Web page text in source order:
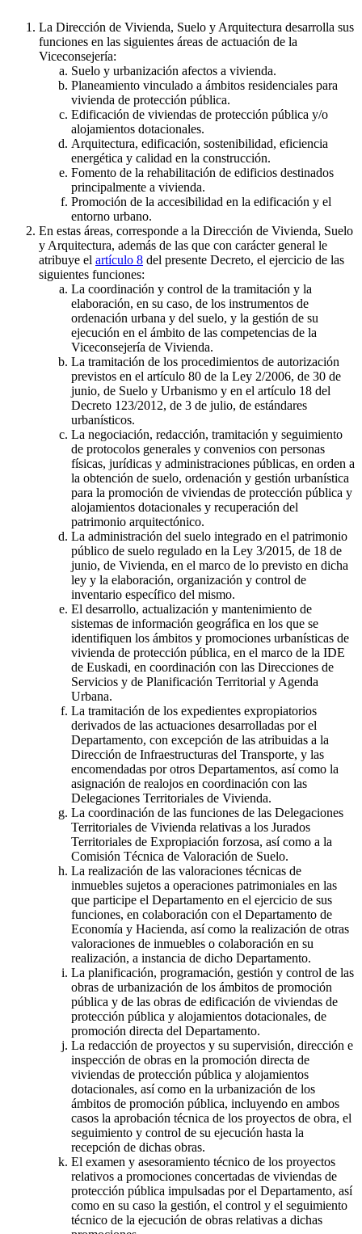
La Dirección de Vivienda, Suelo y Arquitectura desarrolla sus
funciones en las siguientes áreas de actuación de la
Viceconsejería:
Suelo y urbanización afectos a vivienda.
Planeamiento vinculado a ámbitos residenciales para
vivienda de protección pública.
Edificación de viviendas de protección pública y/o
alojamientos dotacionales.
Arquitectura, edificación, sostenibilidad, eficiencia
energética y calidad en la construcción.
Fomento de la rehabilitación de edificios destinados
principalmente a vivienda.
Promoción de la accesibilidad en la edificación y el
entorno urbano.
En estas áreas, corresponde a la Dirección de Vivienda, Suelo
y Arquitectura, además de las que con carácter general le
atribuye el artículo 8 del presente Decreto, el ejercicio de las
siguientes funciones:
La coordinación y control de la tramitación y la
elaboración, en su caso, de los instrumentos de
ordenación urbana y del suelo, y la gestión de su
ejecución en el ámbito de las competencias de la
Viceconsejería de Vivienda.
La tramitación de los procedimientos de autorización
previstos en el artículo 80 de la Ley 2/2006, de 30 de
junio, de Suelo y Urbanismo y en el artículo 18 del
Decreto 123/2012, de 3 de julio, de estándares
urbanísticos.
La negociación, redacción, tramitación y seguimiento
de protocolos generales y convenios con personas
físicas, jurídicas y administraciones públicas, en orden a
la obtención de suelo, ordenación y gestión urbanística
para la promoción de viviendas de protección pública y
alojamientos dotacionales y recuperación del
patrimonio arquitectónico.
La administración del suelo integrado en el patrimonio
público de suelo regulado en la Ley 3/2015, de 18 de
junio, de Vivienda, en el marco de lo previsto en dicha
ley y la elaboración, organización y control de
inventario específico del mismo.
El desarrollo, actualización y mantenimiento de
sistemas de información geográfica en los que se
identifiquen los ámbitos y promociones urbanísticas de
vivienda de protección pública, en el marco de la IDE
de Euskadi, en coordinación con las Direcciones de
Servicios y de Planificación Territorial y Agenda
Urbana.
La tramitación de los expedientes expropiatorios
derivados de las actuaciones desarrolladas por el
Departamento, con excepción de las atribuidas a la
Dirección de Infraestructuras del Transporte, y las
encomendadas por otros Departamentos, así como la
asignación de realojos en coordinación con las
Delegaciones Territoriales de Vivienda.
La coordinación de las funciones de las Delegaciones
Territoriales de Vivienda relativas a los Jurados
Territoriales de Expropiación forzosa, así como a la
Comisión Técnica de Valoración de Suelo.
La realización de las valoraciones técnicas de
inmuebles sujetos a operaciones patrimoniales en las
que participe el Departamento en el ejercicio de sus
funciones, en colaboración con el Departamento de
Economía y Hacienda, así como la realización de otras
valoraciones de inmuebles o colaboración en su
realización, a instancia de dicho Departamento.
La planificación, programación, gestión y control de las
obras de urbanización de los ámbitos de promoción
pública y de las obras de edificación de viviendas de
protección pública y alojamientos dotacionales, de
promoción directa del Departamento.
La redacción de proyectos y su supervisión, dirección e
inspección de obras en la promoción directa de
viviendas de protección pública y alojamientos
dotacionales, así como en la urbanización de los
ámbitos de promoción pública, incluyendo en ambos
casos la aprobación técnica de los proyectos de obra, el
seguimiento y control de su ejecución hasta la
recepción de dichas obras.
El examen y asesoramiento técnico de los proyectos
relativos a promociones concertadas de viviendas de
protección pública impulsadas por el Departamento, así
como en su caso la gestión, el control y el seguimiento
técnico de la ejecución de obras relativas a dichas